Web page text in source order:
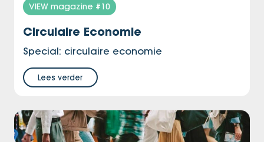
VIEW magazine #10
Circulaire Economie
Special: circulaire economie
Lees verder